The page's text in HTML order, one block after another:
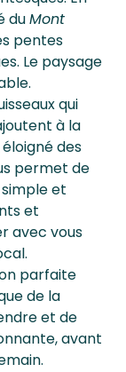
duMont
pentes
Le paysage
qui
à la
des
permet de
et
et
avec vous
parfaite
de la
et de
avant